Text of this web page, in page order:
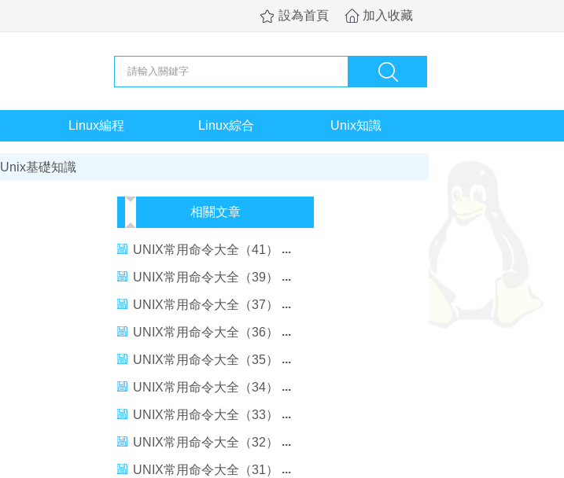
設為首頁 加入收藏
Linux編程 Linux綜合 Unix知識
Unix基礎知識
相關文章
UNIX常用命令大全（41）
UNIX常用命令大全（39）
UNIX常用命令大全（37）
UNIX常用命令大全（36）
UNIX常用命令大全（35）
UNIX常用命令大全（34）
UNIX常用命令大全（33）
UNIX常用命令大全（32）
UNIX常用命令大全（31）